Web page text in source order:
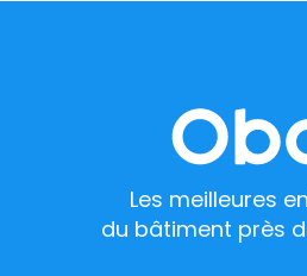
Les meilleures
du bâtiment près